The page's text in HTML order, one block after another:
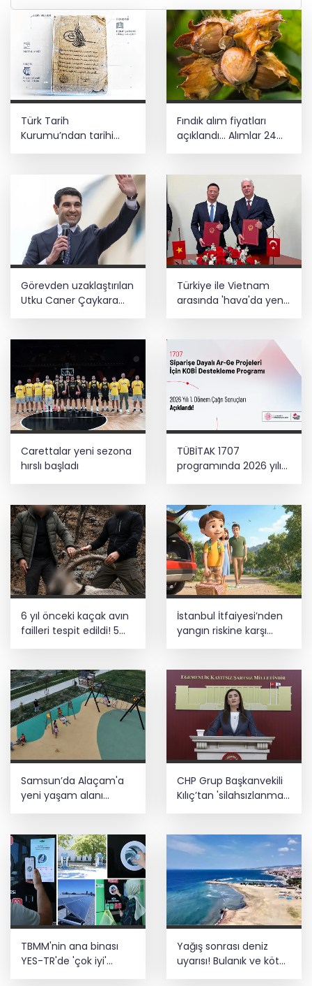
Türk Tarih
Kurumu’ndan tarihi
içerikler tek platformda
Fındık alım fiyatları
açıklandı... Alımlar 24
Ağustos'ta başlıyor
Görevden uzaklaştırılan
Utku Caner Çaykara
hakkında tahliye kararı
Türkiye ile Vietnam
arasında 'hava'da yeni
dönem... Sefer
Carettalar yeni sezona
hırslı başladı
TÜBİTAK 1707
programında 2026 yılı
6 yıl önceki kaçak avın
failleri tespit edildi! 5
yaban keçisi için ceza
İstanbul İtfaiyesi’nden
yangın riskine karşı
videolu uyarı
Samsun’da Alaçam'a
yeni yaşam alanı
kazandırıldı
CHP Grup Başkanvekili
Kılıç’tan 'silahsızlanma'
vurgusu
TBMM'nin ana binası
YES-TR'de 'çok iyi'
Yağış sonrası deniz
uyarısı! Bulanık ve kötü